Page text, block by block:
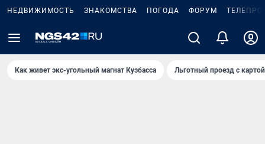
НЕДВИЖИМОСТЬ ЗНАКОМСТВА ПОГОДА ФОРУМ
Как живет экс-угольный магнат Кузбасса Льготный проезд с